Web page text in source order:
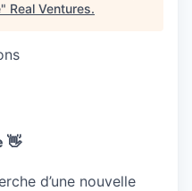
" Real Ventures.
👋
d’une nouvelle